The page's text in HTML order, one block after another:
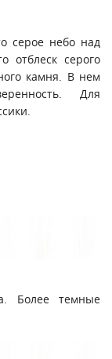
серое небо над
отблеск серого
камня. В нем
Для
Более темные